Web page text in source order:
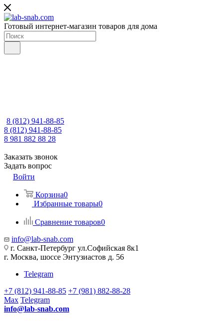
Готовый интернет-магазин товаров для дома
8 (812) 941-88-85
8 (812) 941-88-85
8 981 882 88 28
Заказать звонок
Задать вопрос
Войти
Корзина0
Избранные товары0
Сравнение товаров0
info@lab-snab.com
г. Санкт-Петербург ул.Софийская 8к1
г. Москва, шоссе Энтузиастов д. 56
Telegram
+7 (812) 941-88-85 +7 (981) 882-88-28
Max Telegram
info@lab-snab.com